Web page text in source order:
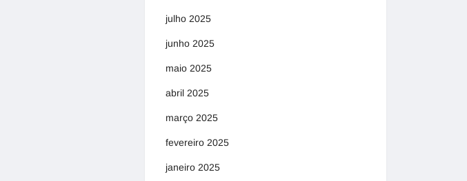
julho 2025
junho 2025
maio 2025
abril 2025
março 2025
fevereiro 2025
janeiro 2025